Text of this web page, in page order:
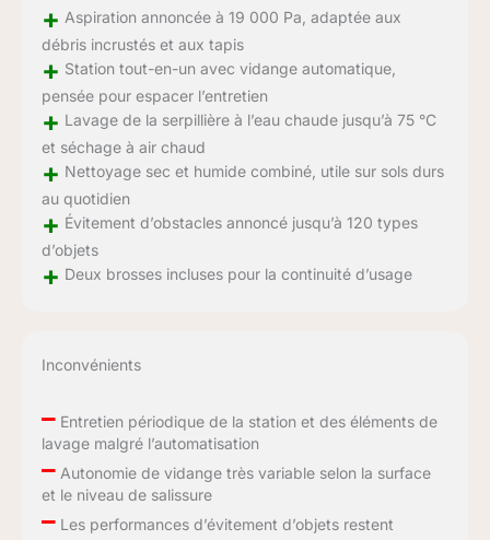
+ Aspiration annoncée à 19 000 Pa, adaptée aux
débris incrustés et aux tapis
+ Station tout-en-un avec vidange automatique,
pensée pour espacer l’entretien
+ Lavage de la serpillière à l’eau chaude jusqu’à 75 °C
et séchage à air chaud
+ Nettoyage sec et humide combiné, utile sur sols durs
au quotidien
+ Évitement d’obstacles annoncé jusqu’à 120 types
d’objets
+ Deux brosses incluses pour la continuité d’usage
Inconvénients
–Entretien périodique de la station et des éléments de
lavage malgré l’automatisation
–Autonomie de vidange très variable selon la surface
et le niveau de salissure
–Les performances d’évitement d’objets restent